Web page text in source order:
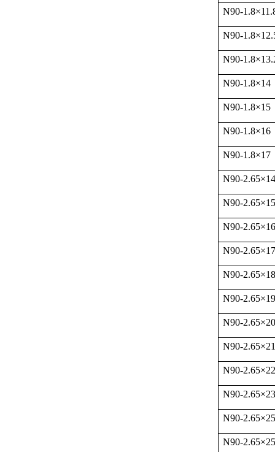
N90-1.8×
N90-1.8×
N90-1.8×
N90-1.8×14
N90-1.8×15
N90-1.8×16
N90-1.8×17
N90-2.65×14
N90-2.65×15
N90-2.65×16
N90-2.65×17
N90-2.65×18
N90-2.65×19
N90-2.65×20
N90-2.65×
N90-2.65×
N90-2.65×
N90-2.65×25
N90-2.65×